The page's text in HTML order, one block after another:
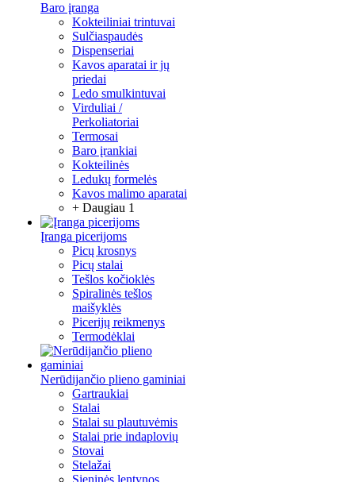
Baro įranga
Kokteiliniai trintuvai
Sulčiaspaudės
Dispenseriai
Kavos aparatai ir jų
priedai
Ledo smulkintuvai
Virduliai /
Perkoliatoriai
Termosai
Baro įrankiai
Kokteilinės
Ledukų formelės
Kavos malimo aparatai
+ Daugiau 1
Įranga picerijoms
Picų krosnys
Picų stalai
Tešlos kočioklės
Spiralinės tešlos
maišyklės
Picerijų reikmenys
Termodėklai
Nerūdijančio plieno gaminiai
Gartraukiai
Stalai
Stalai su plautuvėmis
Stalai prie indaplovių
Stovai
Stelažai
Sieninės lentynos